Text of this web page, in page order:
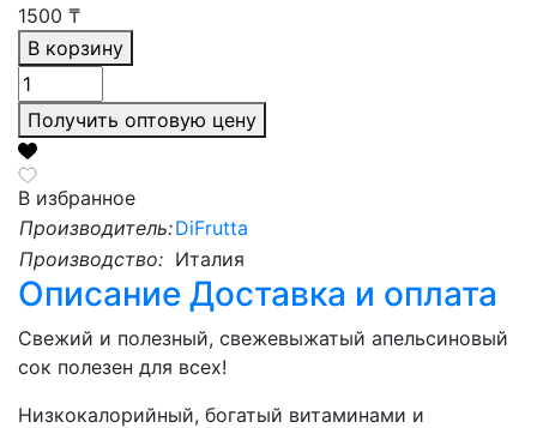
1500 ₸
В корзину
Получить оптовую цену
В избранное
Производитель:DiFrutta
Производство: Италия
Описание Доставка и оплата
Свежий и полезный, свежевыжатый апельсиновый
сок полезен для всех!
Низкокалорийный, богатый витаминами и